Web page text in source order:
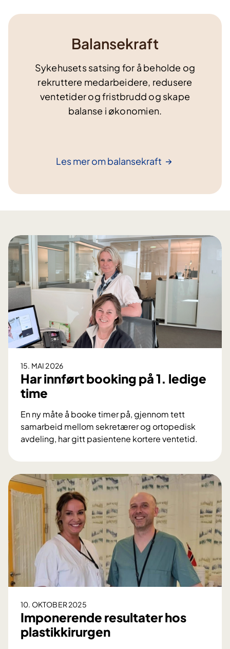
Balansekraft
Sykehusets satsing for å beholde og
rekruttere medarbeidere, redusere
ventetider og fristbrudd og skape
balanse i økonomien.
Les mer ombalansekraft
15. MAI 2026
Har innført booking på 1. ledige
time
En ny måte å booke timer på, gjennom tett
samarbeid mellom sekretærer og ortopedisk
avdeling, har gitt pasientene kortere ventetid.
a
r
n
b
o
k
i
n
10. OKTOBER 2025
Imponerende resultater hos
plastikkirurgen